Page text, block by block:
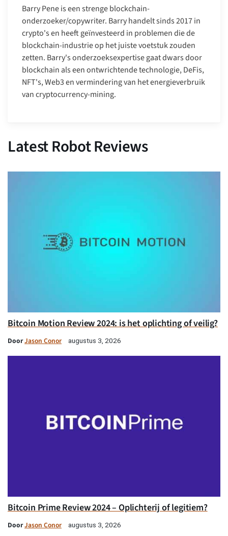
Barry Pene is een strenge blockchain-
onderzoeker/copywriter. Barry handelt sinds 2017 in
crypto's en heeft geïnvesteerd in problemen die de
blockchain-industrie op het juiste voetstuk zouden
zetten. Barry's onderzoeksexpertise gaat dwars door
blockchain als een ontwrichtende technologie, DeFis,
NFT's, Web3 en vermindering van het energieverbruik
van cryptocurrency-mining.
Latest Robot Reviews
Bitcoin Motion Review 2024: is het oplichting of veilig?
DoorJason Conor augustus 3, 2026
Bitcoin Prime Review 2024 – Oplichterij of legitiem?
DoorJason Conor augustus 3, 2026